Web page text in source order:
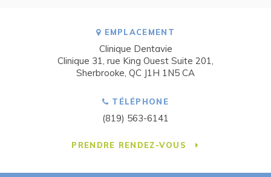
EMPLACEMENT
Clinique Dentavie
Clinique 31, rue King Ouest Suite 201
Sherbrooke QC J1H 1N5 CA
TÉLÉPHONE
(819) 563-6141
PRENDRE RENDEZ-VOUS